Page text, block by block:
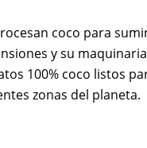
coco para
y su
100% coco listos
zonas del planeta.